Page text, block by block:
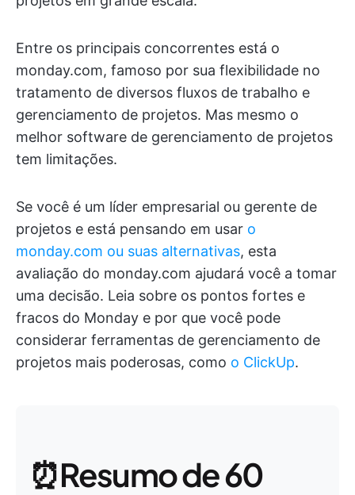
Entre os principais concorrentes está o
monday.com, famoso por sua flexibilidade no
tratamento de diversos fluxos de trabalho e
gerenciamento de projetos. Mas mesmo o
melhor software de gerenciamento de projetos
tem limitações.
Se você é um líder empresarial ou gerente de
projetos e está pensando em usar o
monday.com ou suas alternativas, esta
avaliação do monday.com ajudará você a tomar
uma decisão. Leia sobre os pontos fortes e
fracos do Monday e por que você pode
considerar ferramentas de gerenciamento de
projetos mais poderosas, como o ClickUp.
⏰Resumo de 60